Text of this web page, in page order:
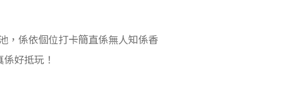
，係依個位打卡簡直係無人知係香
好抵玩！